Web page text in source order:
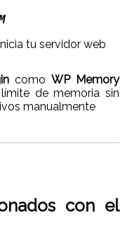
tu servidor web
como WP Memory
de memoria sin
manualmente
con el